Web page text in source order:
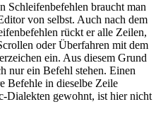
Schleifenbefehlen braucht man
von selbst. Auch nach dem
rückt er alle Zeilen,
oder Überfahren mit dem
ein. Aus diesem Grund
nur ein Befehl stehen. Einen
Befehle in dieselbe Zeile
Dialekten gewohnt, ist hier nicht